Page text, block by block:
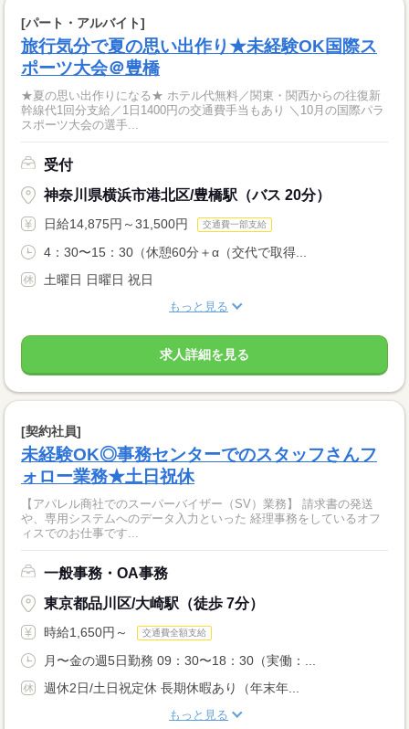
[パート・アルバイト]
旅行気分で夏の思い出作り★未経験OK国際ス
ポーツ大会＠豊橋
★夏の思い出作りになる★ ホテル代無料／関東・関西からの往復新
幹線代1回分支給／1日1400円の交通費手当もあり ＼10月の国際パラ
スポーツ大会の選手...
受付
神奈川県横浜市港北区/豊橋駅（バス 20分）
日給14,875円～31,500円 交通費一部支給
4：30〜15：30（休憩60分＋α（交代で取得...
土曜日 日曜日 祝日
もっと見る
求人詳細を見る
[契約社員]
未経験OK◎事務センターでのスタッフさんフ
ォロー業務★土日祝休
【アパレル商社でのスーパーバイザー（SV）業務】 請求書の発送
や、専用システムへのデータ入力といった 経理事務をしているオフ
ィスでのお仕事です...
一般事務・OA事務
東京都品川区/大崎駅（徒歩 7分）
時給1,650円～ 交通費全額支給
月〜金の週5日勤務 09：30〜18：30（実働：...
週休2日/土日祝定休 長期休暇あり（年末年...
もっと見る